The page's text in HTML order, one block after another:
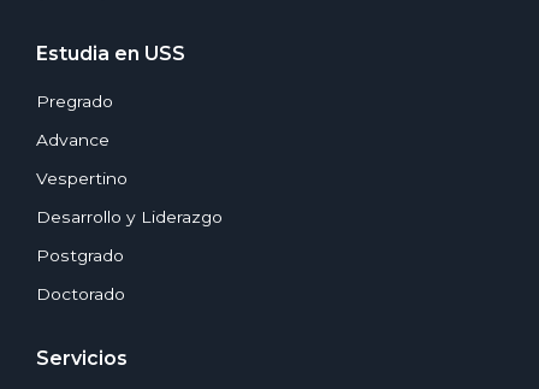
Estudia en USS
Pregrado
Advance
Vespertino
Desarrollo y Liderazgo
Postgrado
Doctorado
Servicios